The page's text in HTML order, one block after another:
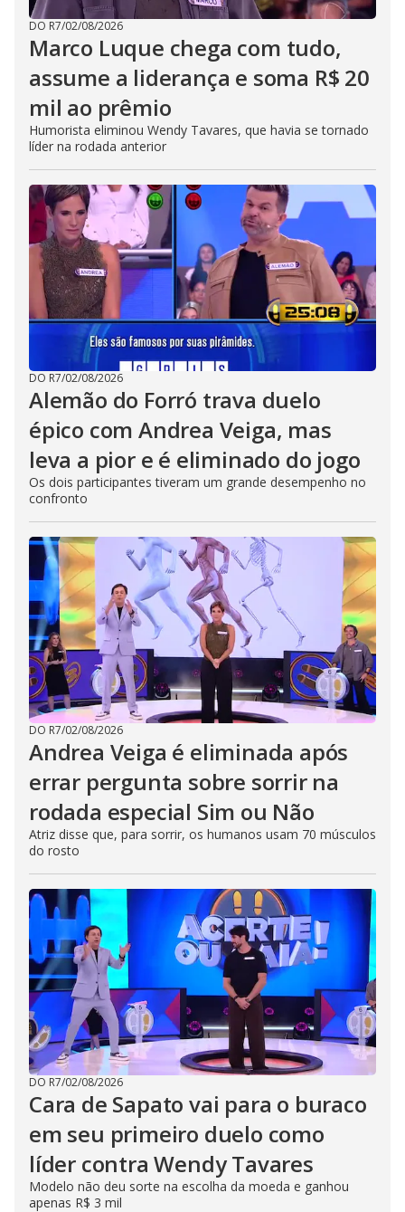
DO R7/02/08/2026
Marco Luque chega com tudo,
assume a liderança e soma R$ 20
mil ao prêmio
Humorista eliminou Wendy Tavares, que havia se tornado
líder na rodada anterior
DO R7/02/08/2026
Alemão do Forró trava duelo
épico com Andrea Veiga, mas
leva a pior e é eliminado do jogo
Os dois participantes tiveram um grande desempenho no
confronto
DO R7/02/08/2026
Andrea Veiga é eliminada após
errar pergunta sobre sorrir na
rodada especial Sim ou Não
Atriz disse que, para sorrir, os humanos usam 70 músculos
do rosto
DO R7/02/08/2026
Cara de Sapato vai para o buraco
em seu primeiro duelo como
líder contra Wendy Tavares
Modelo não deu sorte na escolha da moeda e ganhou
apenas R$ 3 mil